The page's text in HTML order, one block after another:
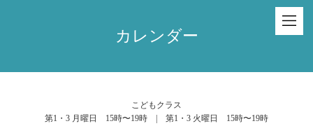
カレンダー
こどもクラス
第1・3 月曜日 15時〜19時 | 第1・3 火曜日 15時〜19時